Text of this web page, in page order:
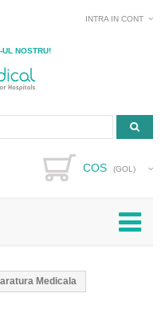
INTRA IN CONT
NOSTRU!
COS (GOL)
Medicala